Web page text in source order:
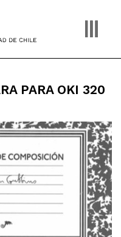
PARA OKI 320